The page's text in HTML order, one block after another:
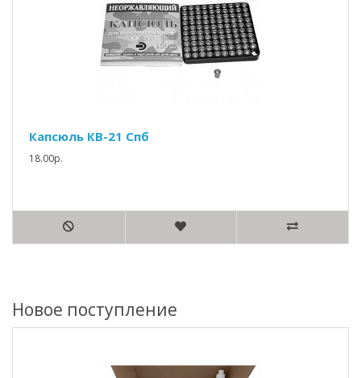
Капсюль КВ-21 Спб
18.00р.
Новое поступление